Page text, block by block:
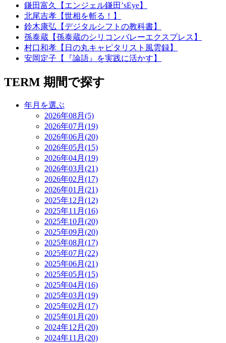
鎌田富久【エンジェル鎌田’sEye】
北尾吉孝【世相を斬る！】
鈴木康弘【デジタルシフトの教科書】
孫泰蔵【孫泰蔵のシリコンバレーエクスプレス】
村口和孝【日の丸キャピタリスト風雲録】
安岡定子【『論語』を実践に活かす】
TERM 期間で探す
年月を選ぶ
2026年08月(5)
2026年07月(19)
2026年06月(20)
2026年05月(15)
2026年04月(19)
2026年03月(21)
2026年02月(17)
2026年01月(21)
2025年12月(12)
2025年11月(16)
2025年10月(20)
2025年09月(20)
2025年08月(17)
2025年07月(22)
2025年06月(21)
2025年05月(15)
2025年04月(16)
2025年03月(19)
2025年02月(17)
2025年01月(20)
2024年12月(20)
2024年11月(20)